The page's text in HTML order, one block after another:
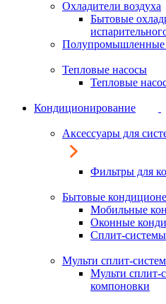
Охладители воздуха
Бытовые
Полупромышленные
Тепловые насосы
Тепловые
Кондиционирование
Аксессуары для
Фильтры для
Бытовые
Мобильные
Оконные
Сплит-
Мульти сплит-
Мульти сплит-
компоновки